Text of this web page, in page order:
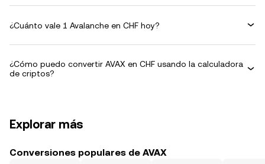
¿Cuánto vale 1 Avalanche en CHF hoy?
¿Cómo puedo convertir AVAX en CHF usando la calculadora
de criptos?
Explorar más
Conversiones populares de AVAX